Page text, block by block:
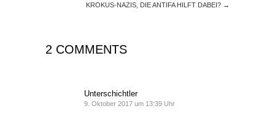
KROKUS-NAZIS, DIE ANTIFA HILFT DABEI? →
2 COMMENTS
Unterschichtler
9. Oktober 2017 um 13:39 Uhr